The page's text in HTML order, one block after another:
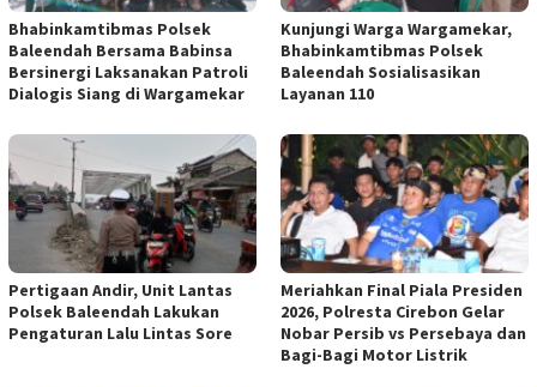
Bhabinkamtibmas Polsek
Baleendah Bersama Babinsa
Bersinergi Laksanakan Patroli
Dialogis Siang di Wargamekar
Kunjungi Warga Wargamekar,
Bhabinkamtibmas Polsek
Baleendah Sosialisasikan
Layanan 110
Pertigaan Andir, Unit Lantas
Polsek Baleendah Lakukan
Pengaturan Lalu Lintas Sore
Meriahkan Final Piala Presiden
2026, Polresta Cirebon Gelar
Nobar Persib vs Persebaya dan
Bagi-Bagi Motor Listrik